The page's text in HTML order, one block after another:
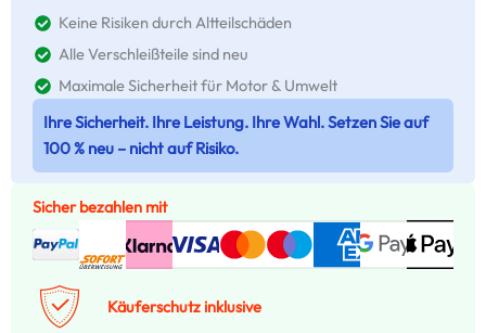
Keine Risiken durch Altteilschäden
Alle Verschleißteile sind neu
Maximale Sicherheit für Motor & Umwelt
Ihre Sicherheit. Ihre Leistung. Ihre Wahl. Setzen Sie auf
100 % neu – nicht auf Risiko.
Sicher bezahlen mit
Käuferschutz inklusive